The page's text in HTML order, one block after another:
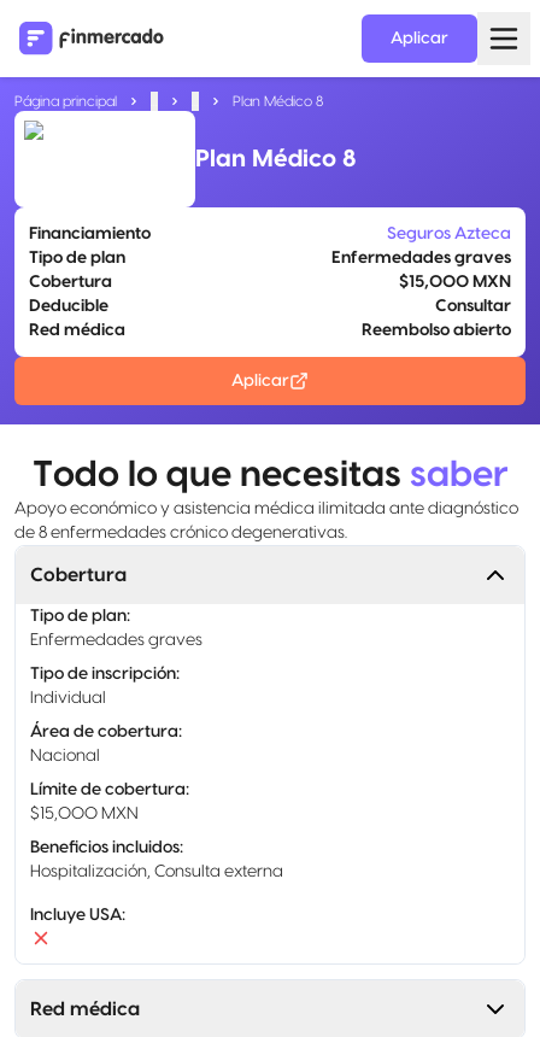
Aplicar
Página principal Plan Médico 8
Plan Médico 8
Financiamiento
Seguros Azteca
Tipo de plan
Enfermedades graves
Cobertura
$15,000 MXN
Deducible
Consultar
Red médica
Reembolso abierto
Aplicar
Todo lo que necesitas saber
Apoyo económico y asistencia médica ilimitada ante diagnóstico
de 8 enfermedades crónico degenerativas.
Cobertura
Tipo de plan:
Enfermedades graves
Tipo de inscripción:
Individual
Área de cobertura:
Nacional
Límite de cobertura:
$15,000 MXN
Beneficios incluidos:
Hospitalización, Consulta externa
Incluye USA:
Red médica